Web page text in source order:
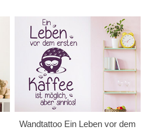
Wandtattoo Ein Leben vor dem